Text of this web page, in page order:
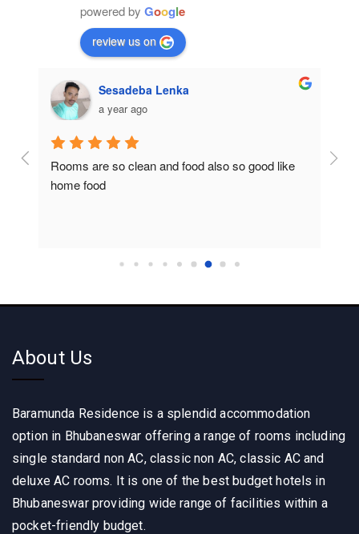
powered by Google
review us on
Sesadeba Lenka
a year ago
Rooms are so clean and food also so good like
home food
So
About Us
Baramunda Residence is a splendid accommodation
option in Bhubaneswar offering a range of rooms including
single standard non AC, classic non AC, classic AC and
deluxe AC rooms. It is one of the best budget hotels in
Bhubaneswar providing wide range of facilities within a
pocket-friendly budget.